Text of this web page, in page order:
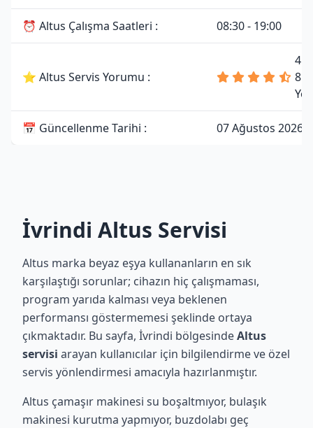
⏰ Altus Çalışma Saatleri : 08:30 - 19:00
⭐ Altus Servis Yorumu :
81
📅 Güncellenme Tarihi : 07 Ağustos 2026
İvrindi Altus Servisi
Altus marka beyaz eşya kullananların en sık
karşılaştığı sorunlar; cihazın hiç çalışmaması,
program yarıda kalması veya beklenen
performansı göstermemesi şeklinde ortaya
çıkmaktadır. Bu sayfa, İvrindi bölgesindeAltus
servisi arayan kullanıcılar için bilgilendirme ve özel
servis yönlendirmesi amacıyla hazırlanmıştır.
Altus çamaşır makinesi su boşaltmıyor, bulaşık
makinesi kurutma yapmıyor, buzdolabı geç